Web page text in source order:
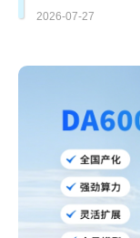
边缘盒子实测
2026-07-27